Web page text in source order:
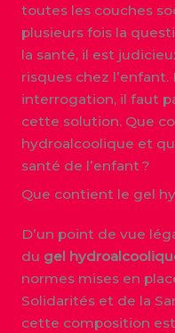
toutes les couches
plusieurs fois la
la santé, il est
risques chez
interrogation, il faut
cette solution. Que
hydroalcoolique et
santé de l’enfant ?
Que contient le gel
D’un point de vue
du gel
normes mises en
Solidarités et de la
cette composition